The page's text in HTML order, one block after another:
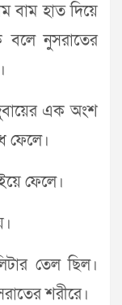
বাম হাত দিয়ে
নুসরাতের
এক অংশ
ফেলে।
ফেলে।
তেল ছিল।
শরীরে।